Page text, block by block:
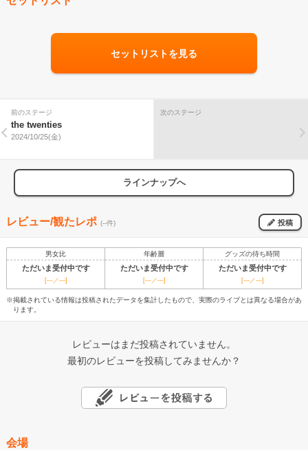
セットリストを見る
前のステージ
the twenties
2024/10/25(金)
次のステージ
ラインナップへ
レビュー/観たレポ (--件) 投稿
男女比 年齢層 グッズの待ち時間
ただいま受付中です ただいま受付中です ただいま受付中です
[---／---] [---／---] [---／---]
※掲載されている情報は投稿されたデータを集計したもので、実際のライブとは異なる場合があ
ります。
レビューはまだ投稿されていません。
最初のレビューを投稿してみませんか？
会場